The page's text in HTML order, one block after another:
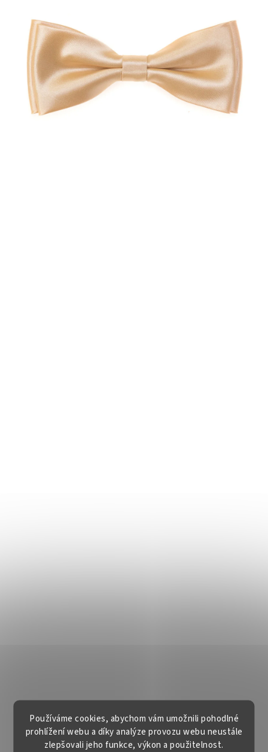
Používáme cookies, abychom vám umožnili pohodlné
prohlížení webu a díky analýze provozu webu neustále
zlepšovali jeho funkce, výkon a použitelnost.